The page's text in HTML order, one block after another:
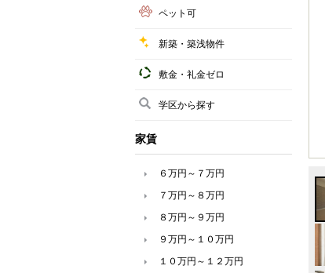
ペット可
新築・築浅物件
敷金・礼金ゼロ
学区から探す
家賃
６万円～７万円
７万円～８万円
８万円～９万円
９万円～１０万円
１０万円～１２万円